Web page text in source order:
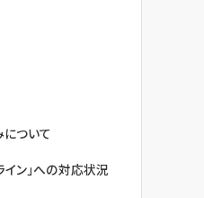
ついて
イン」への対応状況